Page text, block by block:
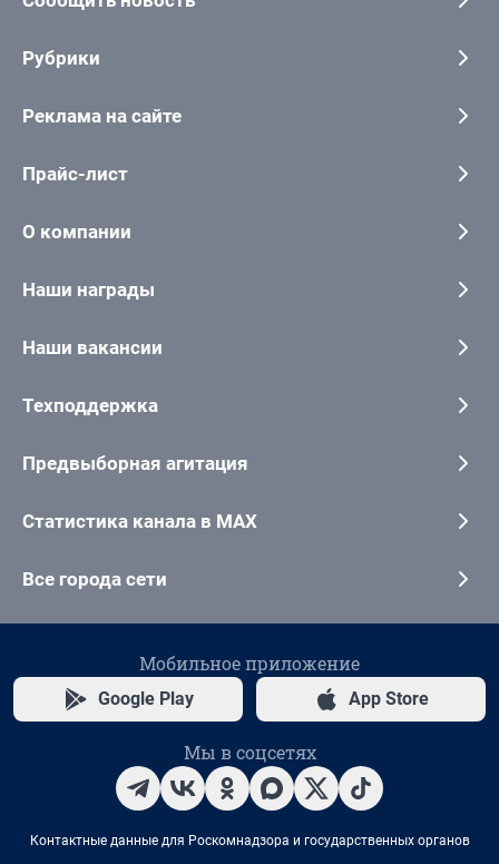
Рубрики
Реклама на сайте
Прайс-лист
О компании
Наши награды
Наши вакансии
Техподдержка
Предвыборная агитация
Статистика канала в MAX
Все города сети
Мобильное приложение
Google Play App Store
Мы в соцсетях
Контактные данные для Роскомнадзора и государственных органов